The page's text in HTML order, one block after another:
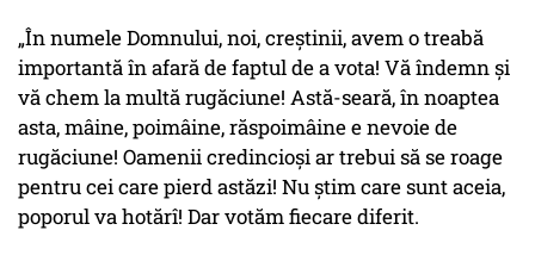
„În numele Domnului, noi, creștinii, avem o treabă
importantă în afară de faptul de a vota! Vă îndemn și
vă chem la multă rugăciune! Astă-seară, în noaptea
asta, mâine, poimâine, răspoimâine e nevoie de
rugăciune! Oamenii credincioși ar trebui să se roage
pentru cei care pierd astăzi! Nu știm care sunt aceia,
poporul va hotărî! Dar votăm fiecare diferit.